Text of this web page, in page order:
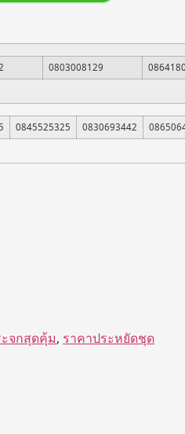
0803008129
0845525325 0830693442
จกสุดคุ้ม, ราคาประหยัดชุด